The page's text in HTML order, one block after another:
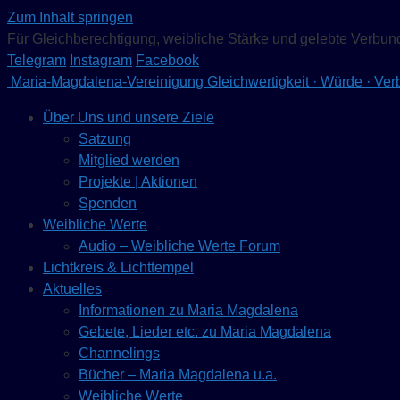
Zum Inhalt springen
Für Gleichberechtigung, weibliche Stärke und gelebte
Telegram Instagram Facebook
Maria-Magdalena-Vereinigung Gleichwertigkeit · Würde ·
Über Uns und unsere Ziele
Satzung
Mitglied werden
Projekte | Aktionen
Spenden
Weibliche Werte
Audio – Weibliche Werte Forum
Lichtkreis & Lichttempel
Aktuelles
Informationen zu Maria Magdalena
Gebete, Lieder etc. zu Maria Magdalena
Channelings
Bücher – Maria Magdalena u.a.
Weibliche Werte